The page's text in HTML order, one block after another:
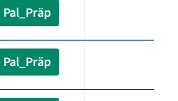
Pal_Präp
Pal_Präp